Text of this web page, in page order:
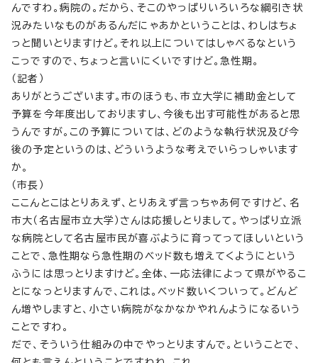
んですわ。病院の。だから、そこのやっぱりいろいろな綱引き状
況みたいなものがあるんだにゃあかということは、わしはちょ
っと聞いとりますけど。それ以上についてはしゃべるなという
こっですので、ちょっと言いにくいですけど。急性期。
（記者）
ありがとうございます。市のほうも、市立大学に補助金として
予算を今年度出しておりますし、今後も出す可能性があると思
うんですが。この予算については、どのような執行状況及び今
後の予定というのは、どういうような考えでいらっしゃいます
か。
（市長）
ここんとこはとりあえず、とりあえず言っちゃあ何ですけど、名
市大（名古屋市立大学）さんは応援しとりまして。やっぱり立派
な病院として名古屋市民が喜ぶように育ってってほしいという
ことで、急性期なら急性期のベッド数も増えてくようにという
ふうには思っとりますけど。全体、一応法律によって県がやるこ
とになっとりますんで、これは。ベッド数いくついって。どんど
ん増やしますと、小さい病院がなかなかやれんようになるいう
ことですわ。
だで、そういう仕組みの中でやっとりますんで。ということで、